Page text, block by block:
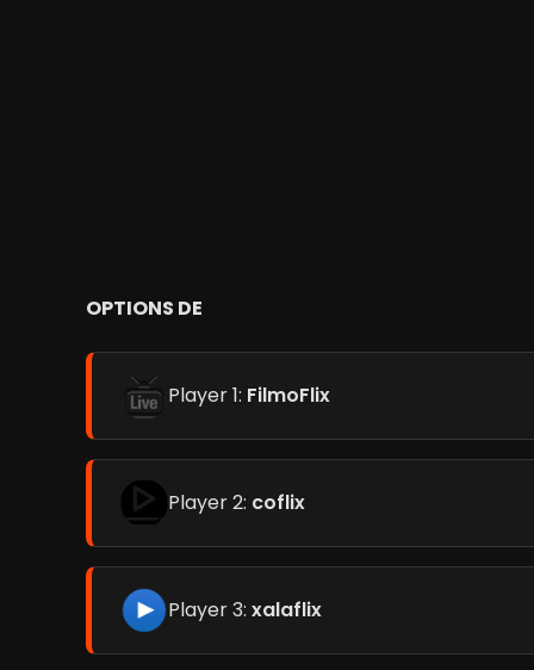
OPTIONS DE
Player 1: FilmoFlix
Player 2: coflix
Player 3: xalaflix